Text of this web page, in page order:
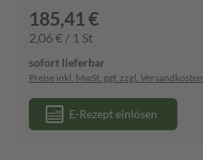
185,41 €
2,06 € / 1 St
sofort lieferbar
Preise inkl. MwSt. ggf. zzgl. Versandkosten
E-Rezept einlösen